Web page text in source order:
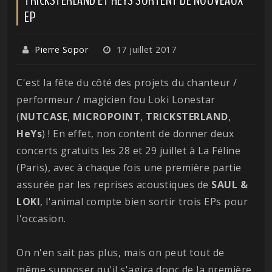
EP
Pierre Sopor 17 juillet 2017
C'est la fête du côté des projets du chanteur /
performeur / magicien fou Loki Lonestar
(NUTCASE, MICROPOINT, TRICKSTERLAND,
HeYs) ! En effet, non content de donner deux
concerts gratuits les 28 et 29 juillet à La Féline
(Paris), avec à chaque fois une première partie
assurée par les reprises acoustiques de SAUL &
LOKI, l'animal compte bien sortir trois EPs pour
l'occasion.
On n'en sait pas plus, mais on peut tout de